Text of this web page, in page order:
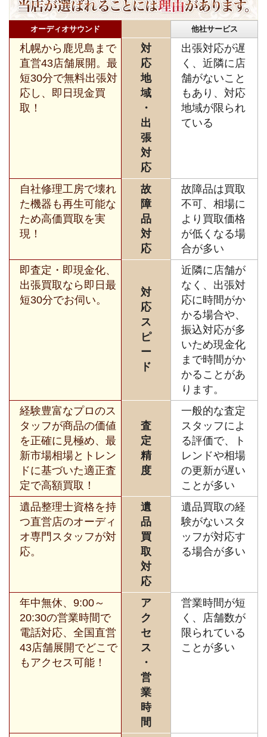
オーディオサウンド 他社サービス
札幌から鹿児島まで
直営43店舗展開。最
短30分で無料出張対
応し、即日現金買
取！
対
応
地
域
・
出
張
対
応
出張対応が遅
く、近隣に店
舗がないこと
もあり、対応
地域が限られ
ている
自社修理工房で壊れ
た機器も再生可能な
ため高価買取を実
現！
故
障
品
対
応
故障品は買取
不可、相場に
より買取価格
が低くなる場
合が多い
即査定・即現金化、
出張買取なら即日最
短30分でお伺い。
対
応
ス
ピ
ー
ド
近隣に店舗が
なく、出張対
応に時間がか
かる場合や、
振込対応が多
いため現金化
まで時間がか
かることがあ
ります。
経験豊富なプロのス
タッフが商品の価値
を正確に見極め、最
新市場相場とトレン
ドに基づいた適正査
定で高額買取！
査
定
精
度
一般的な査定
スタッフによ
る評価で、ト
レンドや相場
の更新が遅い
ことが多い
遺品整理士資格を持
つ直営店のオーディ
オ専門スタッフが対
応。
遺
品
買
取
対
応
遺品買取の経
験がないスタ
ッフが対応す
る場合が多い
年中無休、9:00～
20:30の営業時間で
電話対応、全国直営
43店舗展開でどこで
もアクセス可能！
ア
ク
セ
ス
・
営
業
時
間
営業時間が短
く、店舗数が
限られている
ことが多い